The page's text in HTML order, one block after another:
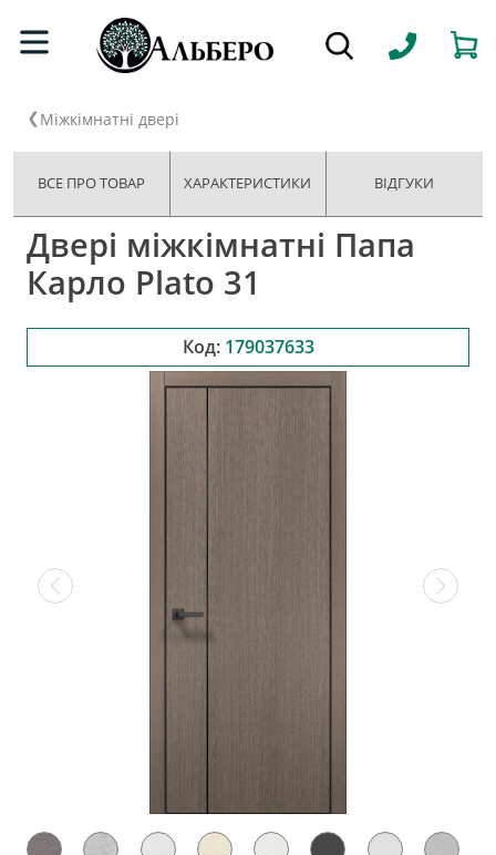
Міжкімнатні двері
ВСЕ ПРО ТОВАР ХАРАКТЕРИСТИКИ ВІДГУКИ
Двері міжкімнатні Папа
Карло Plato 31
Код: 179037633